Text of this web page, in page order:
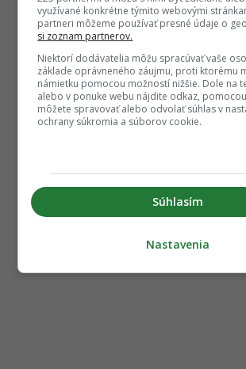
partneri môžeme používať presné údaje o geolokácii.
partnerov.
Niektorí dodávatelia môžu spracúvať vaše osobné údaje
oprávneného záujmu, proti ktorému môžete vzniesť
možností nižšie. Dole na tejto stránke alebo v ponuke
pomocou ktorého môžete spravovať alebo odvolať
ochrany súkromia a súborov cookie.
Súhlasím
Nastavenia